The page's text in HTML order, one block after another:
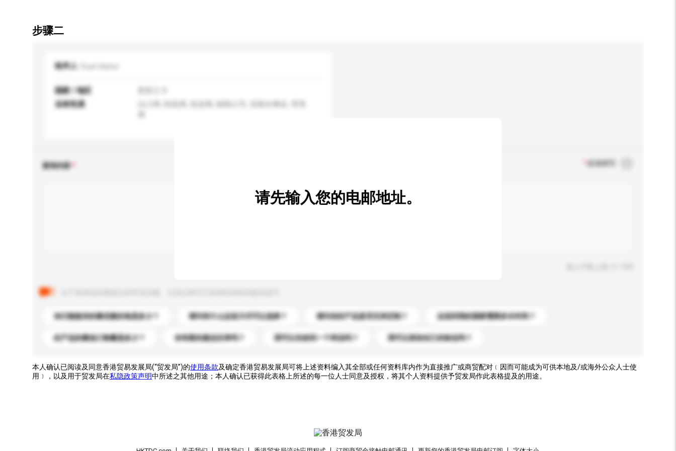
步骤二
收件人
国家 / 地区
业务性质
查询内容 必须填写
你们能提供的最优惠价格是多少？ 请问有什么运送方式可以选择？ 请问你的产品是否支持定制？ 运送到我的国家需要多长时间？
此产品的最低订购量是多少？ 你有新的產品目录吗？ 我可以先收到一个样品吗？ 我可以添加自己的标志吗？
请先输入您的电邮地址。
本人确认已阅读及同意香港贸易发展局(“贸发局”)的使用条款及确定香港贸易发展局可将上述资料编入其全部或任何资料库内作为直接推广或商贸配对﹝因而可能成为可供本地及/或海外公众人士使
用﹞，以及用于贸发局在私隐政策声明中所述之其他用途；本人确认已获得此表格上所述的每一位人士同意及授权，将其个人资料提供予贸发局作此表格提及的用途。